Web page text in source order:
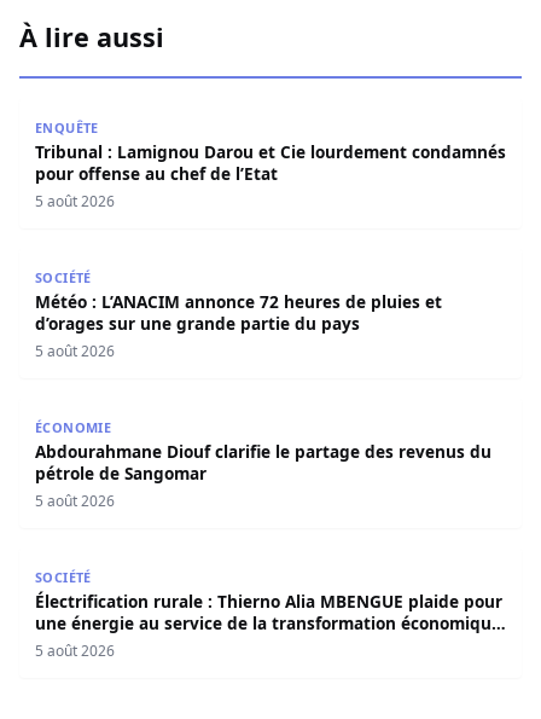
À lire aussi
ENQUÊTE
Tribunal : Lamignou Darou et Cie lourdement condamnés
pour offense au chef de l’Etat
5 août 2026
SOCIÉTÉ
Météo : L’ANACIM annonce 72 heures de pluies et
d’orages sur une grande partie du pays
5 août 2026
ÉCONOMIE
Abdourahmane Diouf clarifie le partage des revenus du
pétrole de Sangomar
5 août 2026
SOCIÉTÉ
Électrification rurale : Thierno Alia MBENGUE plaide pour
une énergie au service de la transformation économique
et sociale du Sénégal
5 août 2026